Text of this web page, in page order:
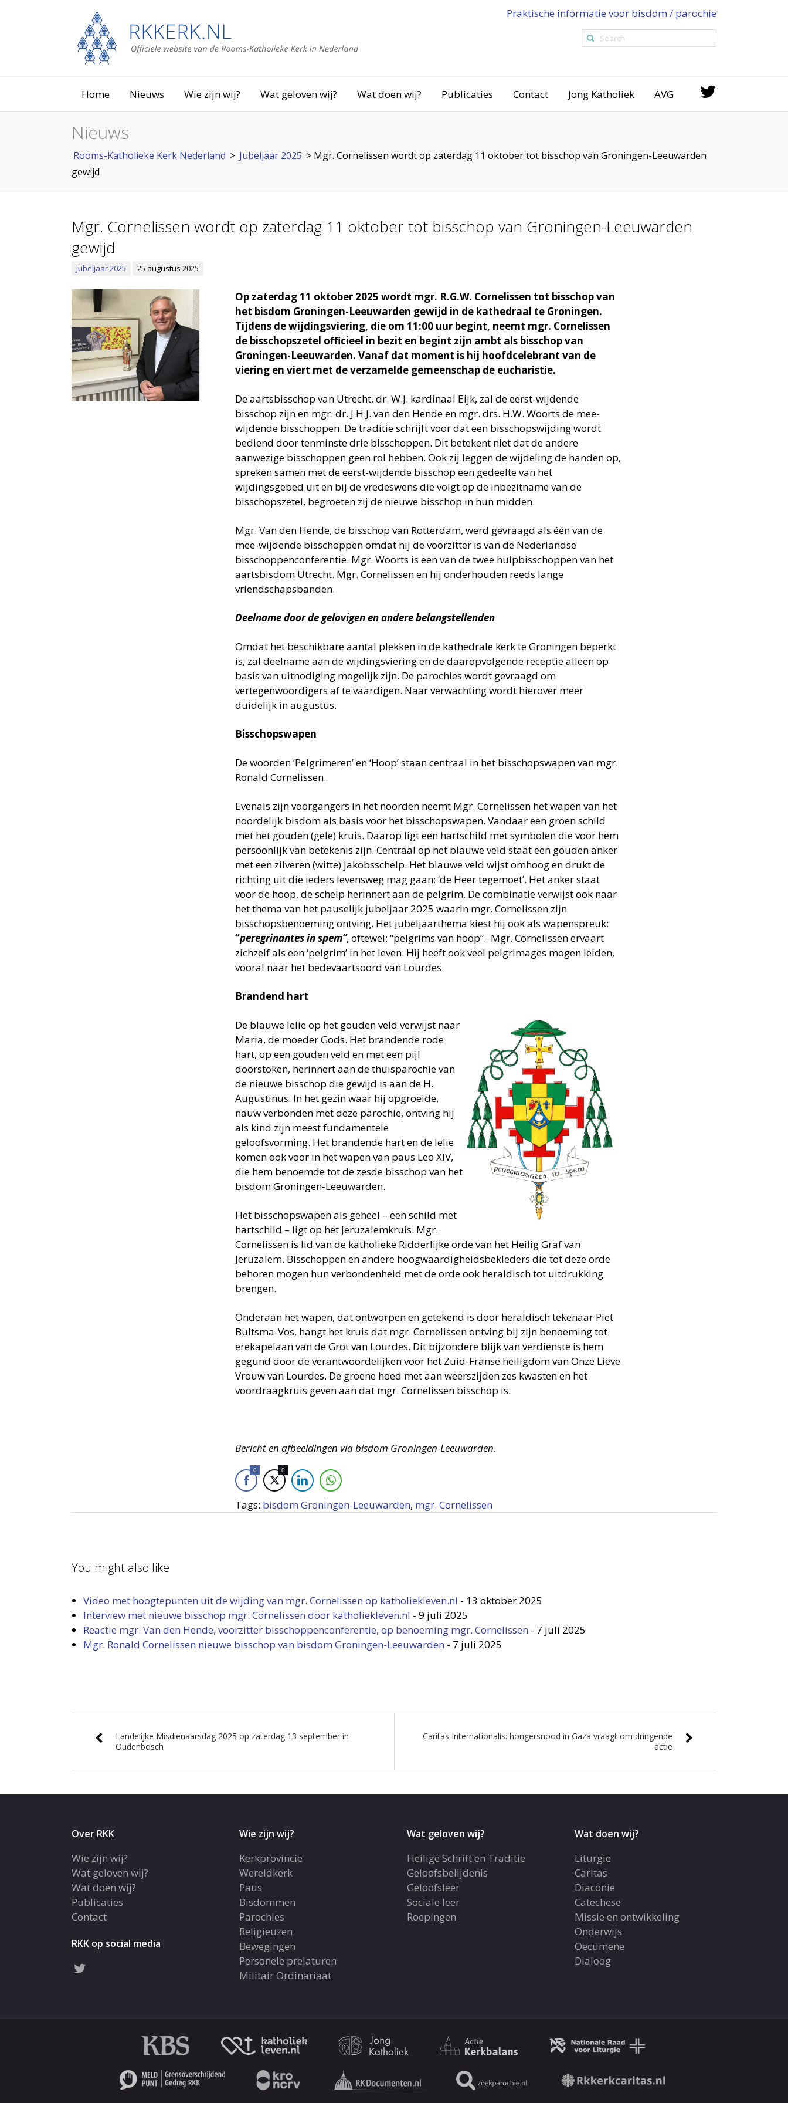
Praktische informatie voor bisdom / parochie
Home Nieuws Wie zijn wij? Wat geloven wij? Wat doen wij? Publicaties Contact Jong Katholiek AVG
Nieuws
Rooms-Katholieke Kerk Nederland > Jubeljaar 2025 > Mgr. Cornelissen wordt op zaterdag 11 oktober tot bisschop van Groningen-Leeuwarden
gewijd
Mgr. Cornelissen wordt op zaterdag 11 oktober tot bisschop van Groningen-Leeuwarden
gewijd
Jubeljaar 2025 25 augustus 2025
Op zaterdag 11 oktober 2025 wordt mgr. R.G.W. Cornelissen tot bisschop van
het bisdom Groningen-Leeuwarden gewijd in de kathedraal te Groningen.
Tijdens de wijdingsviering, die om 11:00 uur begint, neemt mgr. Cornelissen
de bisschopszetel officieel in bezit en begint zijn ambt als bisschop van
Groningen-Leeuwarden. Vanaf dat moment is hij hoofdcelebrant van de
viering en viert met de verzamelde gemeenschap de eucharistie.
De aartsbisschop van Utrecht, dr. W.J. kardinaal Eijk, zal de eerst-wijdende
bisschop zijn en mgr. dr. J.H.J. van den Hende en mgr. drs. H.W. Woorts de mee-
wijdende bisschoppen. De traditie schrijft voor dat een bisschopswijding wordt
bediend door tenminste drie bisschoppen. Dit betekent niet dat de andere
aanwezige bisschoppen geen rol hebben. Ook zij leggen de wijdeling de handen op,
spreken samen met de eerst-wijdende bisschop een gedeelte van het
wijdingsgebed uit en bij de vredeswens die volgt op de inbezitname van de
bisschopszetel, begroeten zij de nieuwe bisschop in hun midden.
Mgr. Van den Hende, de bisschop van Rotterdam, werd gevraagd als één van de
mee-wijdende bisschoppen omdat hij de voorzitter is van de Nederlandse
bisschoppenconferentie. Mgr. Woorts is een van de twee hulpbisschoppen van het
aartsbisdom Utrecht. Mgr. Cornelissen en hij onderhouden reeds lange
vriendschapsbanden.
Deelname door de gelovigen en andere belangstellenden
Omdat het beschikbare aantal plekken in de kathedrale kerk te Groningen beperkt
is, zal deelname aan de wijdingsviering en de daaropvolgende receptie alleen op
basis van uitnodiging mogelijk zijn. De parochies wordt gevraagd om
vertegenwoordigers af te vaardigen. Naar verwachting wordt hierover meer
duidelijk in augustus.
Bisschopswapen
De woorden ‘Pelgrimeren’ en ‘Hoop’ staan centraal in het bisschopswapen van mgr.
Ronald Cornelissen.
Evenals zijn voorgangers in het noorden neemt Mgr. Cornelissen het wapen van het
noordelijk bisdom als basis voor het bisschopswapen. Vandaar een groen schild
met het gouden (gele) kruis. Daarop ligt een hartschild met symbolen die voor hem
persoonlijk van betekenis zijn. Centraal op het blauwe veld staat een gouden anker
met een zilveren (witte) jakobsschelp. Het blauwe veld wijst omhoog en drukt de
richting uit die ieders levensweg mag gaan: ‘de Heer tegemoet’. Het anker staat
voor de hoop, de schelp herinnert aan de pelgrim. De combinatie verwijst ook naar
het thema van het pauselijk jubeljaar 2025 waarin mgr. Cornelissen zijn
bisschopsbenoeming ontving. Het jubeljaarthema kiest hij ook als wapenspreuk:
“peregrinantes in spem”, oftewel: “pelgrims van hoop”. Mgr. Cornelissen ervaart
zichzelf als een ‘pelgrim’ in het leven. Hij heeft ook veel pelgrimages mogen leiden,
vooral naar het bedevaartsoord van Lourdes.
Brandend hart
De blauwe lelie op het gouden veld verwijst naar
Maria, de moeder Gods. Het brandende rode
hart, op een gouden veld en met een pijl
doorstoken, herinnert aan de thuisparochie van
de nieuwe bisschop die gewijd is aan de H.
Augustinus. In het gezin waar hij opgroeide,
nauw verbonden met deze parochie, ontving hij
als kind zijn meest fundamentele
geloofsvorming. Het brandende hart en de lelie
komen ook voor in het wapen van paus Leo XIV,
die hem benoemde tot de zesde bisschop van het
bisdom Groningen-Leeuwarden.
Het bisschopswapen als geheel – een schild met
hartschild – ligt op het Jeruzalemkruis. Mgr.
Cornelissen is lid van de katholieke Ridderlijke orde van het Heilig Graf van
Jeruzalem. Bisschoppen en andere hoogwaardigheidsbekleders die tot deze orde
behoren mogen hun verbondenheid met de orde ook heraldisch tot uitdrukking
brengen.
Onderaan het wapen, dat ontworpen en getekend is door heraldisch tekenaar Piet
Bultsma-Vos, hangt het kruis dat mgr. Cornelissen ontving bij zijn benoeming tot
erekapelaan van de Grot van Lourdes. Dit bijzondere blijk van verdienste is hem
gegund door de verantwoordelijken voor het Zuid-Franse heiligdom van Onze Lieve
Vrouw van Lourdes. De groene hoed met aan weerszijden zes kwasten en het
voordraagkruis geven aan dat mgr. Cornelissen bisschop is.
Bericht en afbeeldingen via bisdom Groningen-Leeuwarden.
0 0
Tags: bisdom Groningen-Leeuwarden, mgr. Cornelissen
You might also like
Video met hoogtepunten uit de wijding van mgr. Cornelissen op katholiekleven.nl - 13 oktober 2025
Interview met nieuwe bisschop mgr. Cornelissen door katholiekleven.nl - 9 juli 2025
Reactie mgr. Van den Hende, voorzitter bisschoppenconferentie, op benoeming mgr. Cornelissen - 7 juli 2025
Mgr. Ronald Cornelissen nieuwe bisschop van bisdom Groningen-Leeuwarden - 7 juli 2025
Landelijke Misdienaarsdag 2025 op zaterdag 13 september in
Oudenbosch
Caritas Internationalis: hongersnood in Gaza vraagt om dringende
actie
Over RKK
Wie zijn wij?
Wat geloven wij?
Wat doen wij?
Publicaties
Contact
RKK op social media
Wie zijn wij?
Kerkprovincie
Wereldkerk
Paus
Bisdommen
Parochies
Religieuzen
Bewegingen
Personele prelaturen
Militair Ordinariaat
Wat geloven wij?
Heilige Schrift en Traditie
Geloofsbelijdenis
Geloofsleer
Sociale leer
Roepingen
Wat doen wij?
Liturgie
Caritas
Diaconie
Catechese
Missie en ontwikkeling
Onderwijs
Oecumene
Dialoog